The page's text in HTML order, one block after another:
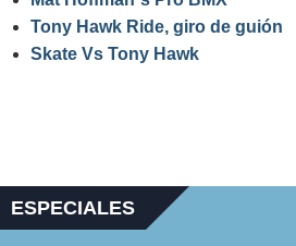
Tony Hawk Ride, giro de guión
Skate Vs Tony Hawk
ESPECIALES